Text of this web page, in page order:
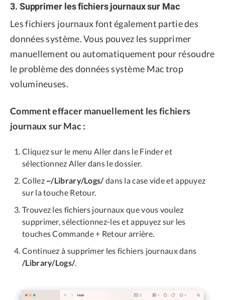
3. Supprimer les fichiers journaux sur Mac
Les fichiers journaux font également partie des
données système. Vous pouvez les supprimer
manuellement ou automatiquement pour résoudre
le problème des données système Mac trop
volumineuses.
Comment effacer manuellement les fichiers
journaux sur Mac :
Cliquez sur le menu Aller dans le Finder et
sélectionnez Aller dans le dossier.
Collez~/Library/Logs/dans la case vide et appuyez
sur la touche Retour.
Trouvez les fichiers journaux que vous voulez
supprimer, sélectionnez-les et appuyez sur les
touches Commande + Retour arrière.
Continuez à supprimer les fichiers journaux dans
/Library/Logs/.